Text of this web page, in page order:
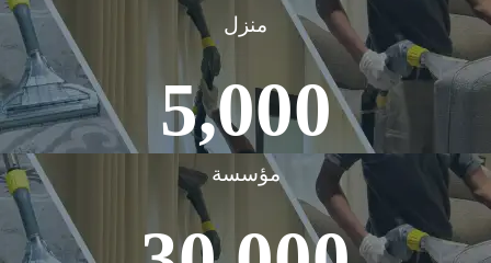
منزل
مؤسسة
5,000